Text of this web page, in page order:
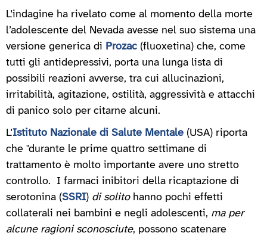
L'indagine ha rivelato come al momento della morte
l’adolescente del Nevada avesse nel suo sistema una
versione generica di Prozac (fluoxetina) che, come
tutti gli antidepressivi, porta una lunga lista di
possibili reazioni avverse, tra cui allucinazioni,
irritabilità, agitazione, ostilità, aggressività e attacchi
di panico solo per citarne alcuni.
L'Istituto Nazionale di Salute Mentale (USA) riporta
che "durante le prime quattro settimane di
trattamento è molto importante avere uno stretto
controllo. I farmaci inibitori della ricaptazione di
serotonina (SSRI) di solitohanno pochi effetti
collaterali nei bambini e negli adolescenti, ma per
alcune ragioni sconosciute, possono scatenare